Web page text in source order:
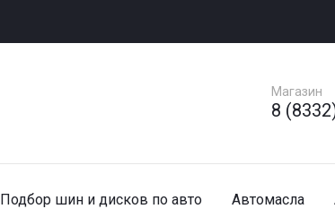
Магазин
8
Подбор шин и дисков по авто Автомасла